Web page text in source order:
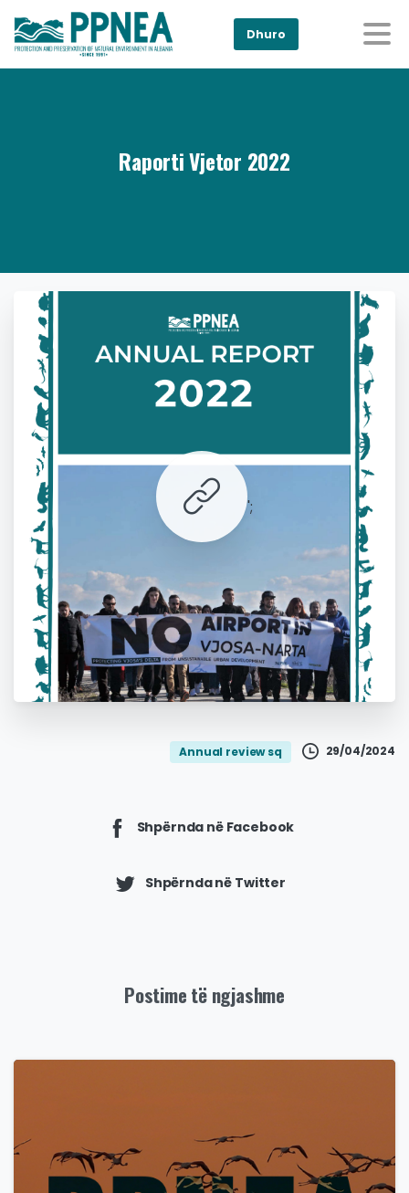
Dhuro
Raporti Vjetor 2022
';
Annual review sq 29/04/2024
Shpërnda në Facebook
Shpërnda në Twitter
Postime të ngjashme